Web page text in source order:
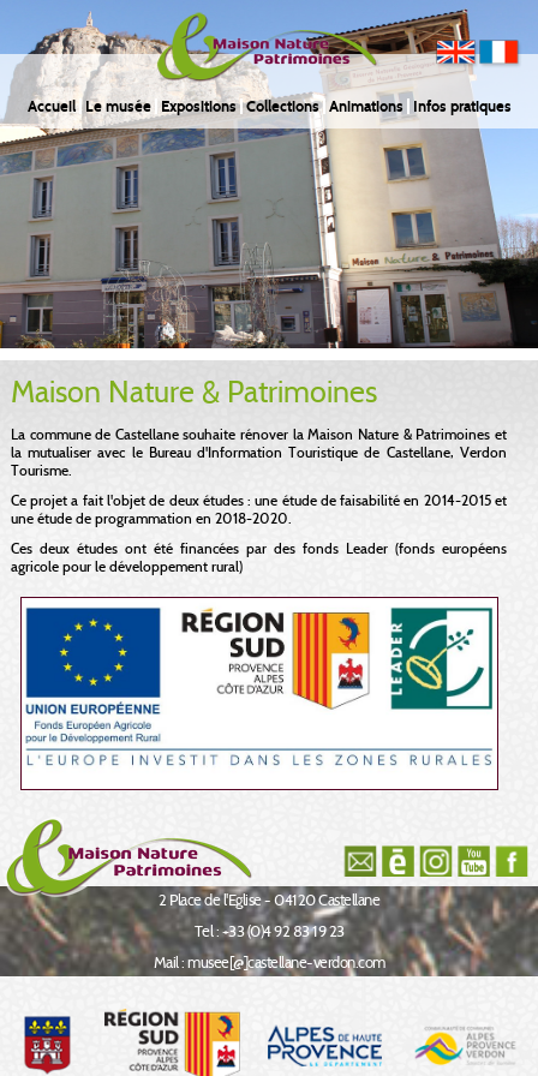
Accueil Le musée Expositions Collections Animations Infos pratiques
Maison Nature & Patrimoines
La commune de Castellane souhaite rénover la Maison Nature & Patrimoines et
la mutualiser avec le Bureau d'Information Touristique de Castellane, Verdon
Tourisme.
Ce projet a fait l'objet de deux études : une étude de faisabilité en 2014-2015 et
une étude de programmation en 2018-2020.
Ces deux études ont été financées par des fonds Leader (fonds européens
agricole pour le développement rural)
2 Place de l'Eglise - 04120 Castellane
Tel : +33 (0)4 92 83 19 23
Mail : musee[@]castellane-verdon.com